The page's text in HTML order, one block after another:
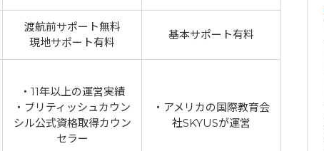
渡航前サポート無料
現地サポート有料
基本サポート有料
・11年以上の運営実績
・ブリティッシュカウン
シル公式資格取得カウン
セラー
・アメリカの国際教育会
社SKYUSが運営